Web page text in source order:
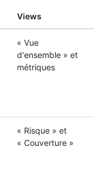
Views
« Vue
d'ensemble » et
métriques
« Risque » et
« Couverture »